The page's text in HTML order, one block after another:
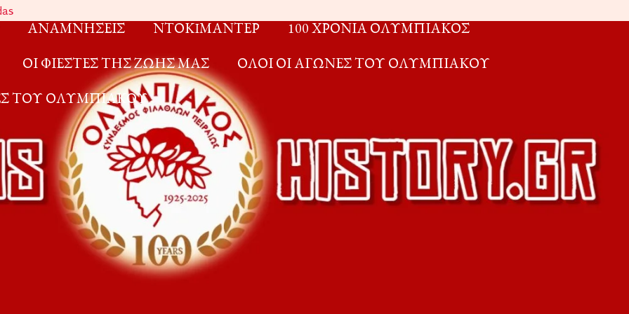
ΑΝΑΜΝΗΣΕΙΣ ΝΤΟΚIΜΑΝΤΕΡ
100 ΧΡΟΝΙΑ ΟΛΥΜΠΙΑΚΟΣ
ΟΙ ΦΙΕΣΤΕΣ ΤΗΣ ΖΩΗΣ ΜΑΣ
ΟΛΟΙ ΟΙ ΑΓΩΝΕΣ ΤΟΥ ΟΛΥΜΠΙΑΚΟΥ
ΤΟΥ ΟΛΥΜΠΙΑΚΟΥ